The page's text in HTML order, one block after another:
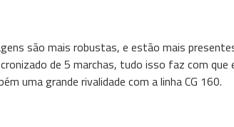
são mais robustas, e estão mais
de 5 marchas, tudo isso faz com que
uma grande rivalidade com a linha CG 160.